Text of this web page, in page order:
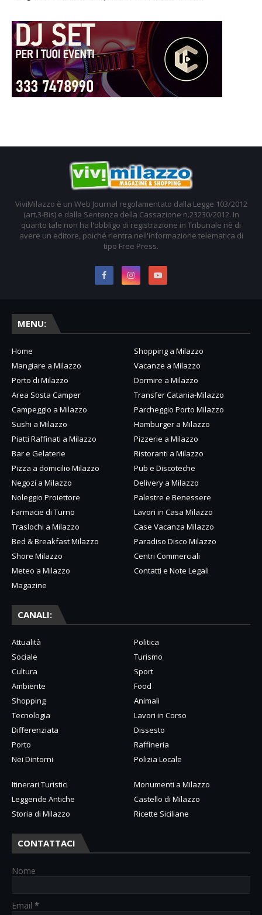
ViviMilazzo è un Web Journal regolamentato dalla Legge 103/2012
(art.3-Bis) e dalla Sentenza della Cassazione n.23230/2012. In
quanto tale non ha l'obbligo di registrazione in Tribunale nè di
avere un editore, poiché rientra nell'informazione telematica di
tipo Free Press.
MENU:
Home
Shopping a Milazzo
Mangiare a Milazzo
Vacanze a Milazzo
Porto di Milazzo
Dormire a Milazzo
Area Sosta Camper
Transfer Catania-Milazzo
Campeggio a Milazzo
Parcheggio Porto Milazzo
Sushi a Milazzo
Hamburger a Milazzo
Piatti Raffinati a Milazzo
Pizzerie a Milazzo
Bar e Gelaterie
Ristoranti a Milazzo
Pizza a domicilio Milazzo
Pub e Discoteche
Negozi a Milazzo
Delivery a Milazzo
Noleggio Proiettore
Palestre e Benessere
Farmacie di Turno
Lavori in Casa Milazzo
Traslochi a Milazzo
Case Vacanza Milazzo
Bed & Breakfast Milazzo
Paradiso Disco Milazzo
Shore Milazzo
Centri Commerciali
Meteo a Milazzo
Contatti e Note Legali
Magazine
CANALI:
Attualità
Politica
Sociale
Turismo
Cultura
Sport
Ambiente
Food
Shopping
Animali
Tecnologia
Lavori in Corso
Differenziata
Dissesto
Porto
Raffineria
Nei Dintorni
Polizia Locale
Itinerari Turistici
Monumenti a Milazzo
Leggende Antiche
Castello di Milazzo
Storia di Milazzo
Ricette Siciliane
CONTATTACI
Nome
Email *